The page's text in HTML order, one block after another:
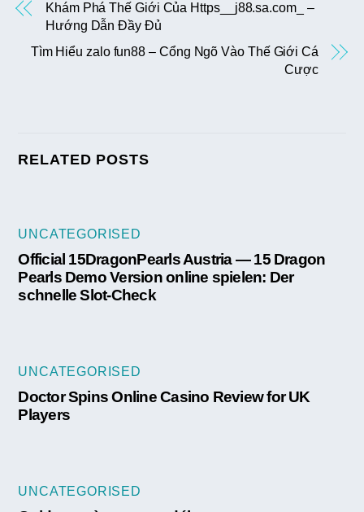
Khám Phá Thế Giới Của Https__j88.sa.com_ –
Hướng Dẫn Đầy Đủ
Tìm Hiểu zalo fun88 – Cổng Ngõ Vào Thế Giới Cá
Cược
RELATED POSTS
UNCATEGORISED
Official 15DragonPearls Austria — 15 Dragon
Pearls Demo Version online spielen: Der
schnelle Slot-Check
UNCATEGORISED
Doctor Spins Online Casino Review for UK
Players
UNCATEGORISED